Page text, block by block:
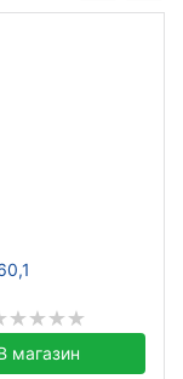
магазин